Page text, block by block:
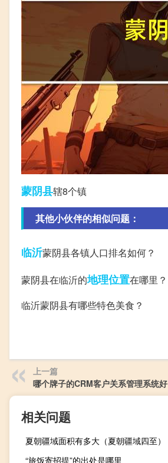
蒙阴县辖8个镇
其他小伙伴的相似问题：
临沂蒙阴县各镇人口排名如何？
蒙阴县在临沂的地理位置在哪里？
临沂蒙阴县有哪些特色美食？
上一篇
哪个牌子的CRM客户关系管理系统好
相关问题
夏朝疆域面积有多大（夏朝疆域四至）
“旅饭寄招提”的出处是哪里